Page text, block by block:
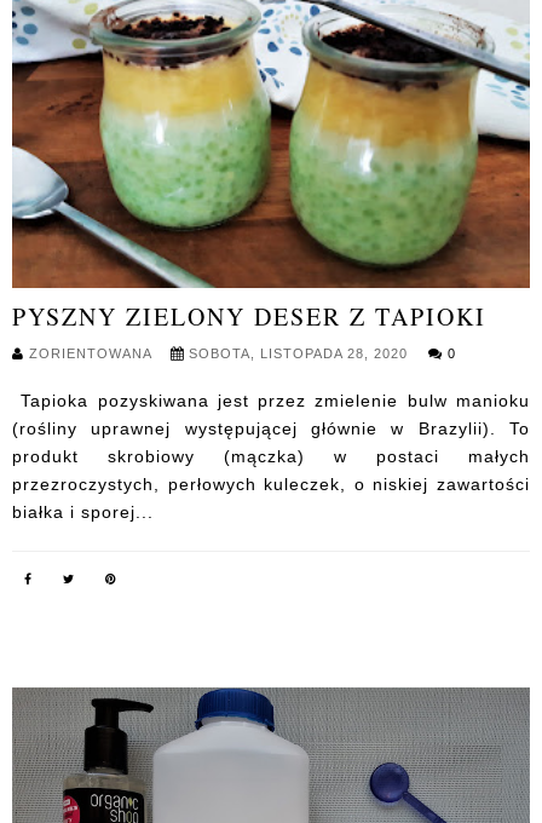
PYSZNY ZIELONY DESER Z TAPIOKI
ZORIENTOWANA SOBOTA, LISTOPADA 28, 2020 0
Tapioka pozyskiwana jest przez zmielenie bulw manioku
(rośliny uprawnej występującej głównie w Brazylii). To
produkt skrobiowy (mączka) w postaci małych
przezroczystych, perłowych kuleczek, o niskiej zawartości
białka i sporej...